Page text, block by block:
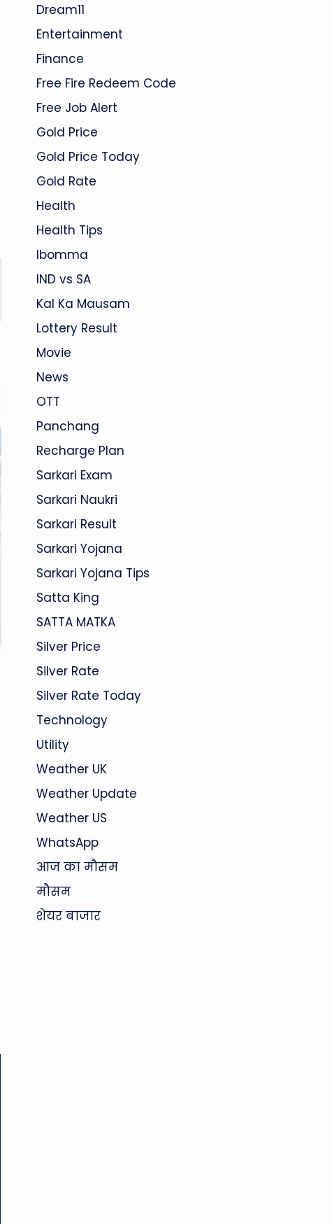
Dream11
Entertainment
Finance
Free Fire Redeem Code
Free Job Alert
Gold Price
Gold Price Today
Gold Rate
Health
Health Tips
Ibomma
IND vs SA
Kal Ka Mausam
Lottery Result
Movie
News
OTT
Panchang
Recharge Plan
Sarkari Exam
Sarkari Naukri
Sarkari Result
Sarkari Yojana
Sarkari Yojana Tips
Satta King
SATTA MATKA
Silver Price
Silver Rate
Silver Rate Today
Technology
Utility
Weather UK
Weather Update
Weather US
WhatsApp
आज का मौसम
मौसम
शेयर बाजार